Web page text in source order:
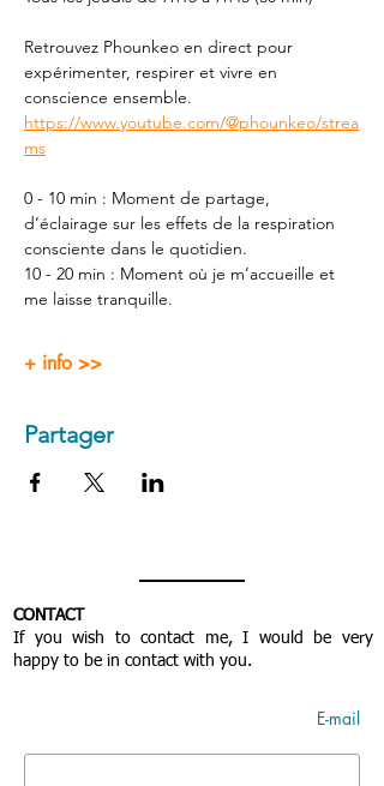
Retrouvez Phounkeo en direct pour
expérimenter, respirer et vivre en
conscience ensemble.
https://www.youtube.com/@phounkeo/strea
ms
0 - 10 min : Moment de partage,
d’éclairage sur les effets de la respiration
consciente dans le quotidien.
10 - 20 min : Moment où je m’accueille et
me laisse tranquille.
+ info >>
Partager
CONTACT
If you wish to contact me, I would be very
happy to be in contact with you.
E-mail